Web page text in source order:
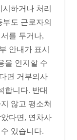
하거나 처리
도 근로자의
를 두거나,
안내가 표시
을 인지할 수
면 거부의사
합니다. 반대
않고 평소처
다면, 연차사
있습니다.